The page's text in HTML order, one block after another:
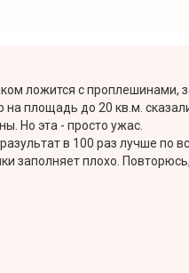
ложится с проплешинами,
площадь до 20 кв.м.
Но эта - просто ужас.
в 100 раз лучше по
плохо.